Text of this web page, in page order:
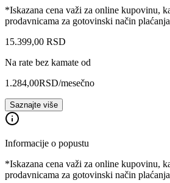
*Iskazana cena važi za online kupovinu,
prodavnicama za gotovinski način
15.399,00 RSD
Na rate bez kamate od
1.284,00RSD/mesečno
Saznajte više
Informacije o popustu
*Iskazana cena važi za online kupovinu,
prodavnicama za gotovinski način